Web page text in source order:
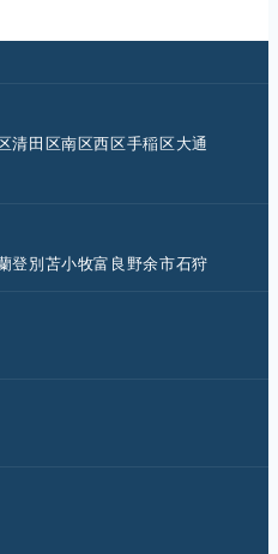
清田区南区西区手稲区大通
登別苫小牧富良野余市石狩